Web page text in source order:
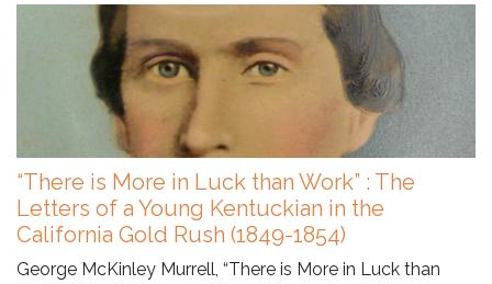
“There is More in Luck than Work” : The
Letters of a Young Kentuckian in the
California Gold Rush (1849-1854)
George McKinley Murrell, “There is More in Luck than